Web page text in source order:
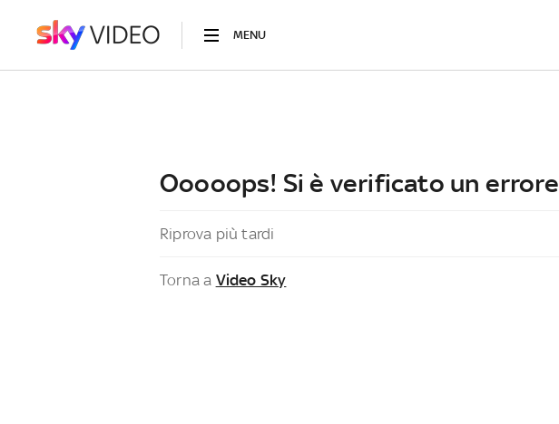
MENU
Ooooops! Si è verificato un errore
Riprova più tardi
Torna a Video Sky